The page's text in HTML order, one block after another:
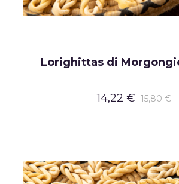
Lorighittas di
14,22 € 15,80 €